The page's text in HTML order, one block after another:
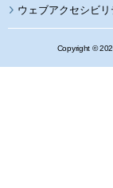
ウェブアクセシビ
Copyright ©